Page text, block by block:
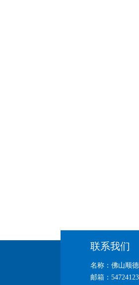
联系我们
名称：佛山顺
邮箱：